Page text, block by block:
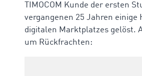
TIMOCOM Kunde der ersten
vergangenen 25 Jahren
digitalen Marktplatzes gelöst.
um Rückfrachten: